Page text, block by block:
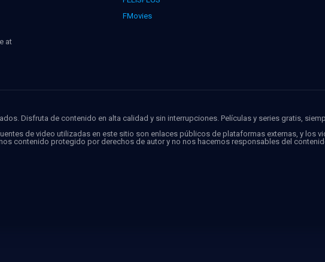
FMovies
at
Disfruta de contenido en alta calidad y sin interrupciones. Películas y series gratis,
de video utilizadas en este sitio son enlaces públicos de plataformas externas, y los
contenido protegido por derechos de autor y no nos hacemos responsables del